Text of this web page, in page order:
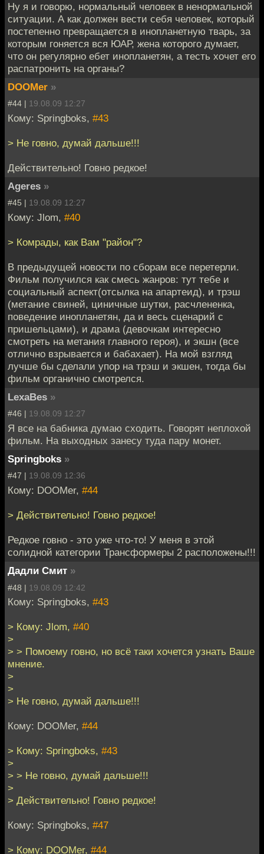
Ну я и говорю, нормальный человек в ненормальной
ситуации. А как должен вести себя человек, который
постепенно превращается в инопланетную тварь, за
которым гоняется вся ЮАР, жена которого думает,
что он регулярно ебет инопланетян, а тесть хочет его
распатронить на органы?
DOOMer »
#44 | 19.08.09 12:27
Кому: Springboks, #43
> Не говно, думай дальше!!!
Действительно! Говно редкое!
Ageres »
#45 | 19.08.09 12:27
Кому: Jlom, #40
> Комрады, как Вам "район"?
В предыдущей новости по сборам все перетерли.
Фильм получился как смесь жанров: тут тебе и
социальный аспект(отсылка на апартеид), и трэш
(метание свиней, циничные шутки, расчлененка,
поведение инопланетян, да и весь сценарий с
пришельцами), и драма (девочкам интересно
смотреть на метания главного героя), и экшн (все
отлично взрывается и бабахает). На мой взгляд
лучше бы сделали упор на трэш и экшен, тогда бы
фильм органично смотрелся.
LexaBes »
#46 | 19.08.09 12:27
Я все на бабника думаю сходить. Говорят неплохой
фильм. На выходных занесу туда пару монет.
Springboks »
#47 | 19.08.09 12:36
Кому: DOOMer, #44
> Действительно! Говно редкое!
Редкое говно - это уже что-то! У меня в этой
солидной категории Трансформеры 2 расположены!!!
Дадли Смит »
#48 | 19.08.09 12:42
Кому: Springboks, #43
> Кому: Jlom, #40
>
> > Помоему говно, но всё таки хочется узнать Ваше
мнение.
>
>
> Не говно, думай дальше!!!
Кому: DOOMer, #44
> Кому: Springboks, #43
>
> > Не говно, думай дальше!!!
>
> Действительно! Говно редкое!
Кому: Springboks, #47
> Кому: DOOMer, #44